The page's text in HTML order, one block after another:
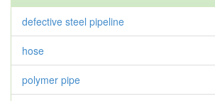
defective steel pipeline
hose
polymer pipe